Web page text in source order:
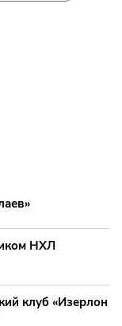
НХЛ
клуб «Изерлон